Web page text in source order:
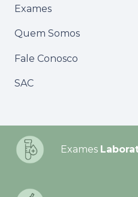
Exames
Quem Somos
Fale Conosco
SAC
Exames